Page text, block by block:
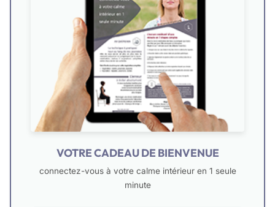
VOTRE CADEAU DE BIENVENUE
connectez-vous à votre calme intérieur en 1 seule
minute